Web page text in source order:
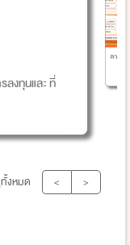
ลงทุนและ ที่
ตาราง
งหมด < >